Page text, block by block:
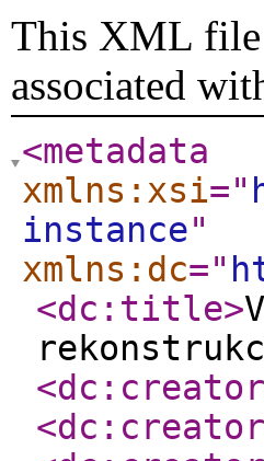
This XML file
associated
<metadata
xmlns:xsi="
instance"
xmlns:dc="
<dc:title>
<dc:creator
<dc:creator